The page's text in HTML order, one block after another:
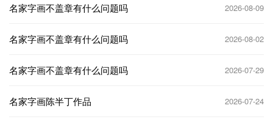
名家字画不盖章有什么问题吗 2026-08-09
名家字画不盖章有什么问题吗 2026-08-02
名家字画不盖章有什么问题吗 2026-07-29
名家字画陈半丁作品 2026-07-24